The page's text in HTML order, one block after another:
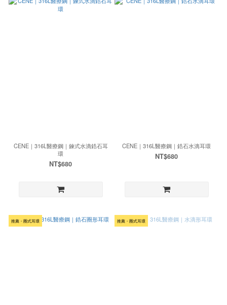
CENE｜316L醫療鋼｜鍊式水滴鋯石耳
環
NT$680
CENE｜316L醫療鋼｜鋯石水滴耳環
NT$680
推薦・圈式耳環 推薦・圈式耳環